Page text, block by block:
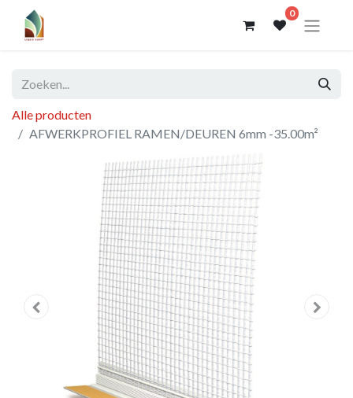
0
Alle producten
AFWERKPROFIEL RAMEN/DEUREN 6mm -35.00m²